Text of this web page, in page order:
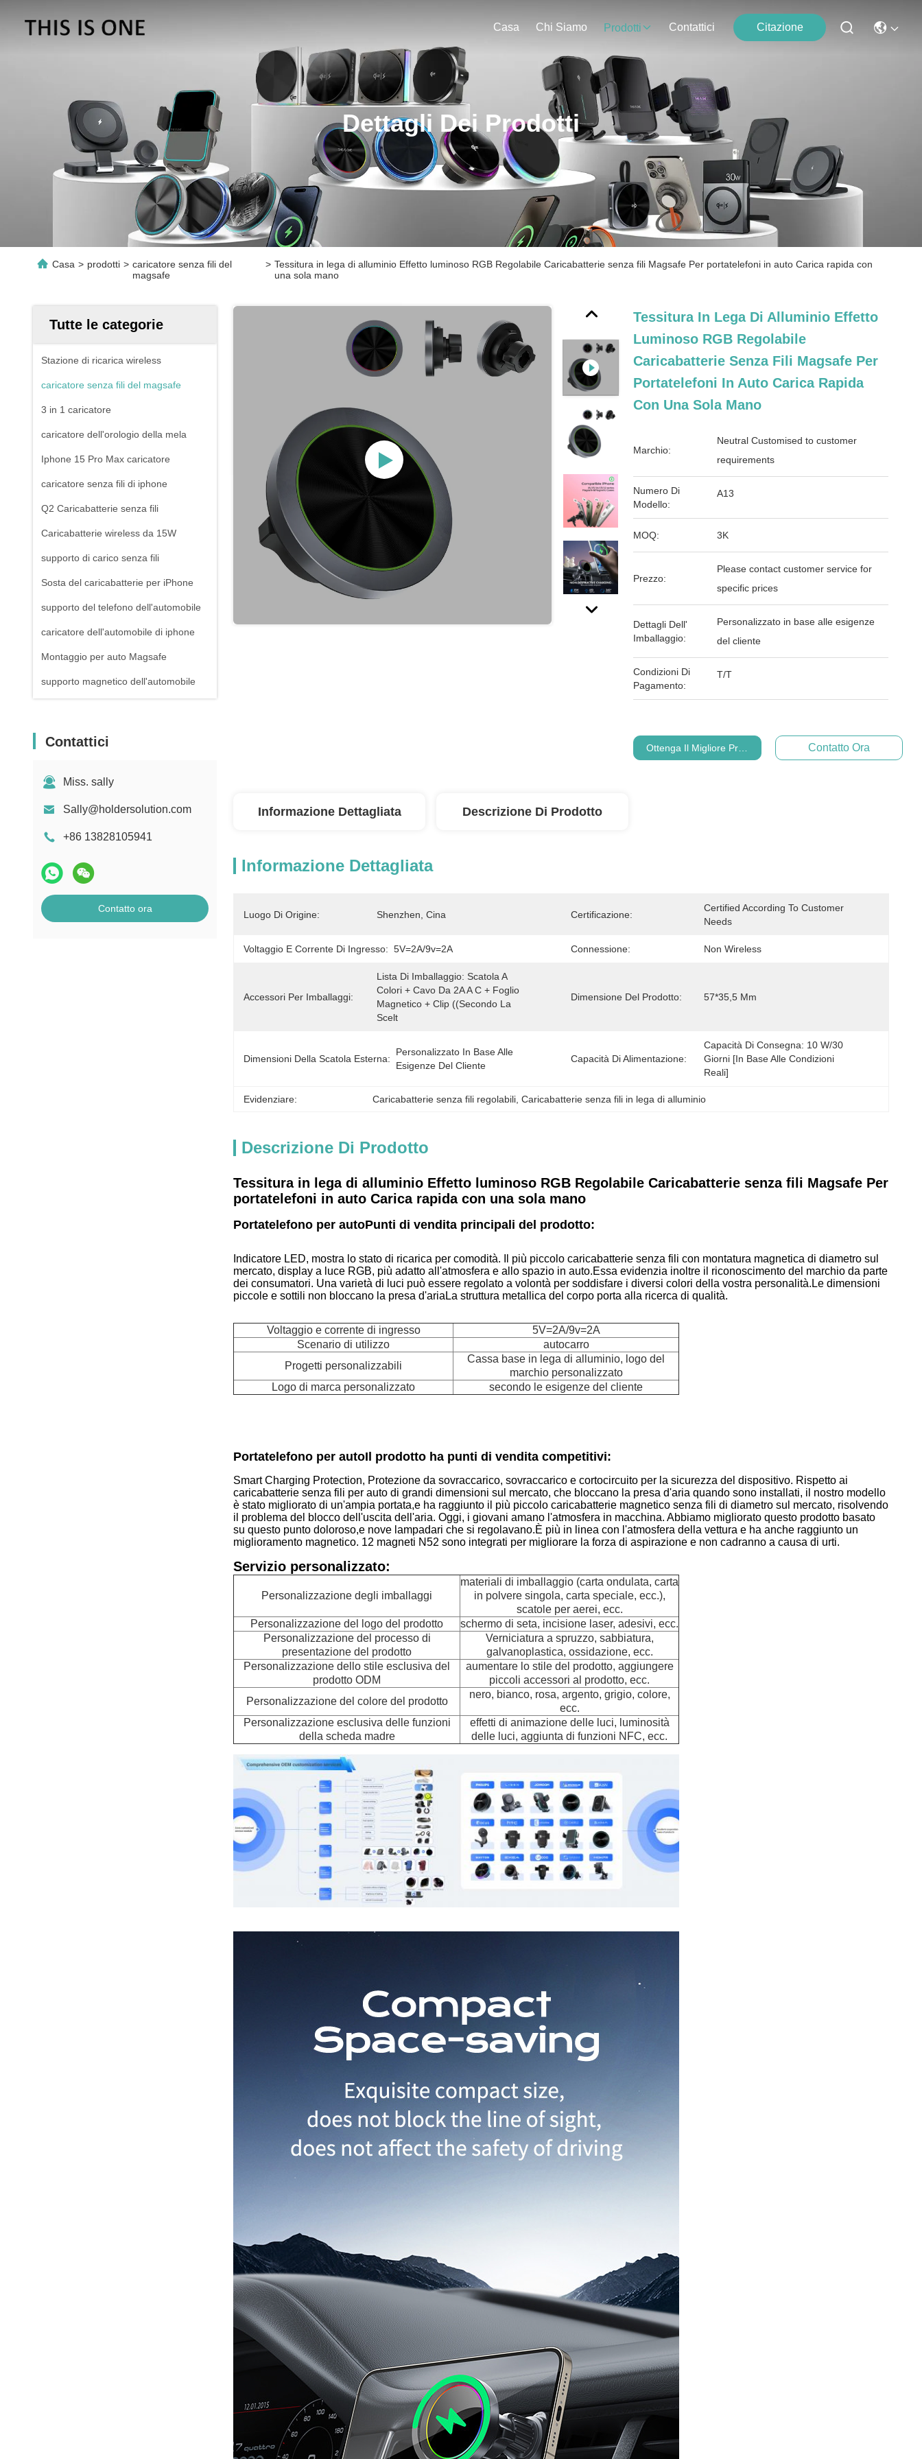
Casa Chi Siamo Prodotti Contattici Citazione
Dettagli Dei Prodotti
Casa > prodotti > caricatore senza fili del
magsafe
> Tessitura in lega di alluminio Effetto luminoso RGB Regolabile Caricabatterie senza fili Magsafe Per portatelefoni in auto Carica rapida con
una sola mano
Tutte le categorie
Stazione di ricarica wireless
caricatore senza fili del magsafe
3 in 1 caricatore
caricatore dell'orologio della mela
Iphone 15 Pro Max caricatore
caricatore senza fili di iphone
Q2 Caricabatterie senza fili
Caricabatterie wireless da 15W
supporto di carico senza fili
Sosta del caricabatterie per iPhone
supporto del telefono dell'automobile
caricatore dell'automobile di iphone
Montaggio per auto Magsafe
supporto magnetico dell'automobile
Contattici
Miss. sally
Sally@holdersolution.com
+86 13828105941
Contatto ora
Tessitura In Lega Di Alluminio Effetto
Luminoso RGB Regolabile
Caricabatterie Senza Fili Magsafe Per
Portatelefoni In Auto Carica Rapida
Con Una Sola Mano
Marchio:
Neutral Customised to customer
requirements
Numero Di
Modello:
A13
MOQ: 3K
Prezzo:
Please contact customer service for
specific prices
Dettagli Dell'
Imballaggio:
Personalizzato in base alle esigenze
del cliente
Condizioni Di
Pagamento:
T/T
Ottenga Il Migliore Prezzo Contatto Ora
Informazione Dettagliata Descrizione Di Prodotto
Informazione Dettagliata
Luogo Di Origine: Shenzhen, Cina Certificazione:
Certified According To Customer
Needs
Voltaggio E Corrente Di Ingresso: 5V=2A/9v=2A Connessione: Non Wireless
Accessori Per Imballaggi:
Lista Di Imballaggio: Scatola A
Colori + Cavo Da 2A A C + Foglio
Magnetico + Clip ((secondo La
Scelt
Dimensione Del Prodotto: 57*35,5 Mm
Dimensioni Della Scatola Esterna:
Personalizzato In Base Alle
Esigenze Del Cliente
Capacità Di Alimentazione:
Capacità Di Consegna: 10 W/30
Giorni [in Base Alle Condizioni
Reali]
Evidenziare: Caricabatterie senza fili regolabili , Caricabatterie senza fili in lega di alluminio
Descrizione Di Prodotto
Tessitura in lega di alluminio Effetto luminoso RGB Regolabile Caricabatterie senza fili Magsafe Per
portatelefoni in auto Carica rapida con una sola mano
Portatelefono per autoPunti di vendita principali del prodotto:
Indicatore LED, mostra lo stato di ricarica per comodità.
Il più piccolo caricabatterie senza fili con montatura magnetica di diametro sul
mercato, display a luce RGB, più adatto all'atmosfera e allo spazio in auto.Essa evidenzia inoltre il riconoscimento del marchio da parte
dei consumatori. Una varietà di luci può essere regolato a volontà per soddisfare i diversi colori della vostra personalità.Le dimensioni
piccole e sottili non bloccano la presa d'ariaLa struttura metallica del corpo porta alla ricerca di qualità.
Voltaggio e corrente di ingresso
5V=2A/9v=2A
Scenario di utilizzo
autocarro
Progetti personalizzabili
Cassa base in lega di alluminio, logo del
marchio personalizzato
Logo di marca personalizzato
secondo le esigenze del cliente
Portatelefono per autoIl prodotto ha punti di vendita competitivi:
Smart Charging Protection, Protezione da sovraccarico, sovraccarico e cortocircuito per la sicurezza del dispositivo. Rispetto ai
caricabatterie senza fili per auto di grandi dimensioni sul mercato, che bloccano la presa d'aria quando sono installati, il nostro modello
è stato migliorato di un'ampia portata,e ha raggiunto il più piccolo caricabatterie magnetico senza fili di diametro sul mercato, risolvendo
il problema del blocco dell'uscita dell'aria. Oggi, i giovani amano l'atmosfera in macchina. Abbiamo migliorato questo prodotto basato
su questo punto doloroso,e nove lampadari che si regolavano.È più in linea con l'atmosfera della vettura e ha anche raggiunto un
miglioramento magnetico. 12 magneti N52 sono integrati per migliorare la forza di aspirazione e non cadranno a causa di urti.
Servizio personalizzato:
Personalizzazione degli imballaggi
materiali di imballaggio (carta ondulata, carta
in polvere singola, carta speciale, ecc.),
scatole per aerei, ecc.
Personalizzazione del logo del prodotto
schermo di seta, incisione laser, adesivi, ecc.
Personalizzazione del processo di
presentazione del prodotto
Verniciatura a spruzzo, sabbiatura,
galvanoplastica, ossidazione, ecc.
Personalizzazione dello stile esclusiva del
prodotto ODM
aumentare lo stile del prodotto, aggiungere
piccoli accessori al prodotto, ecc.
Personalizzazione del colore del prodotto
nero, bianco, rosa, argento, grigio, colore,
ecc.
Personalizzazione esclusiva delle funzioni
della scheda madre
effetti di animazione delle luci, luminosità
delle luci, aggiunta di funzioni NFC, ecc.